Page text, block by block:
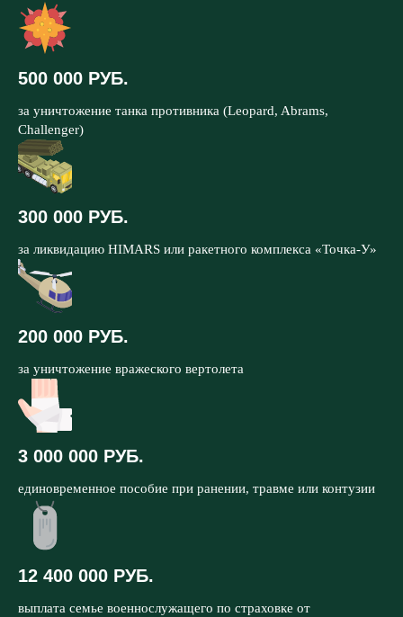
500 000 РУБ.
за уничтожение танка противника (Leopard, Abrams,
Challenger)
300 000 РУБ.
за ликвидацию HIMARS или ракетного комплекса «Точка-У»
200 000 РУБ.
за уничтожение вражеского вертолета
3 000 000 РУБ.
единовременное пособие при ранении, травме или контузии
12 400 000 РУБ.
выплата семье военнослужащего по страховке от